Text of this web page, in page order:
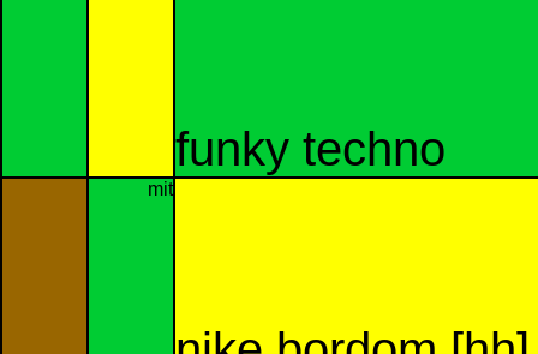
funky techno
mit